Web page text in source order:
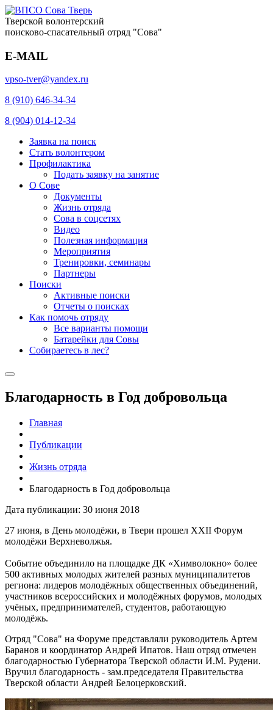
Тверской волонтерский
поисково-спасательный отряд "Сова"
E-MAIL
vpso-tver@yandex.ru
8 (910) 646-34-34
8 (904) 014-12-34
Заявка на поиск
Стать волонтером
Профилактика
Подать заявку на занятие
О Сове
Документы
Жизнь отряда
Сова в соцсетях
Видео
Полезная информация
Мероприятия
Тренировки, семинары
Партнеры
Поиски
Активные поиски
Отчеты о поисках
Как помочь отряду
Все варианты помощи
Батарейки для Совы
Собираетесь в лес?
Благодарность в Год добровольца
Главная
Публикации
Жизнь отряда
Благодарность в Год добровольца
Дата публикации: 30 июня 2018
27 июня, в День молодёжи, в Твери прошел XXII Форум
молодёжи Верхневолжья.
Событие объединило на площадке ДК «Химволокно» более
500 активных молодых жителей разных муниципалитетов
региона: лидеров молодёжных общественных объединений,
участников всероссийских и молодёжных форумов, молодых
учёных, предпринимателей, студентов, работающую
молодёжь.
Отряд "Сова" на Форуме представляли руководитель Артем
Баранов и координатор Андрей Ипатов. Наш отряд отмечен
благодарностью Губернатора Тверской области И.М. Рудени.
Вручил благодарность - зам.председателя Правительства
Тверской области Андрей Белоцерковский.